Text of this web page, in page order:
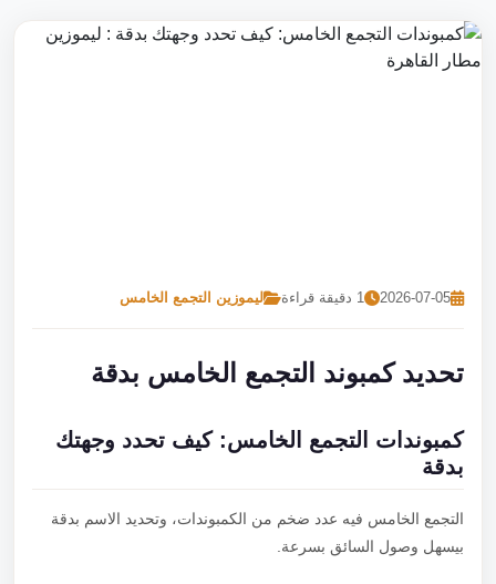
نحن
2026-07-05 1 دقيقة قراءة ليموزين التجمع الخامس
تحديد كمبوند التجمع الخامس بدقة
كمبوندات التجمع الخامس: كيف تحدد وجهتك
بدقة
التجمع الخامس فيه عدد ضخم من الكمبوندات، وتحديد الاسم بدقة
بيسهل وصول السائق بسرعة.